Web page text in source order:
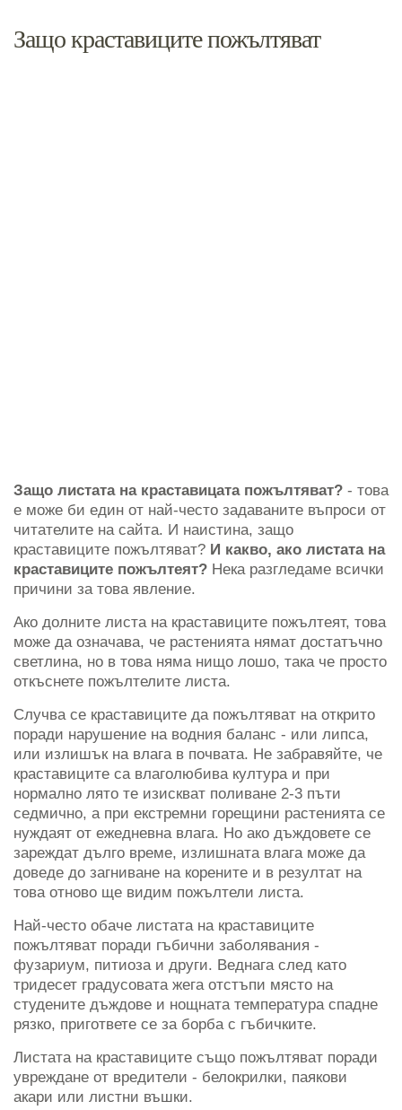
Защо краставиците пожълтяват
Защо листата на краставицата пожълтяват? - това
е може би един от най-често задаваните въпроси от
читателите на сайта. И наистина, защо
краставиците пожълтяват? И какво, ако листата на
краставиците пожълтеят? Нека разгледаме всички
причини за това явление.
Ако долните листа на краставиците пожълтеят, това
може да означава, че растенията нямат достатъчно
светлина, но в това няма нищо лошо, така че просто
откъснете пожълтелите листа.
Случва се краставиците да пожълтяват на открито
поради нарушение на водния баланс - или липса,
или излишък на влага в почвата. Не забравяйте, че
краставиците са влаголюбива култура и при
нормално лято те изискват поливане 2-3 пъти
седмично, а при екстремни горещини растенията се
нуждаят от ежедневна влага. Но ако дъждовете се
зареждат дълго време, излишната влага може да
доведе до загниване на корените и в резултат на
това отново ще видим пожълтели листа.
Най-често обаче листата на краставиците
пожълтяват поради гъбични заболявания -
фузариум, питиоза и други. Веднага след като
тридесет градусовата жега отстъпи място на
студените дъждове и нощната температура спадне
рязко, пригответе се за борба с гъбичките.
Листата на краставиците също пожълтяват поради
увреждане от вредители - белокрилки, паякови
акари или листни въшки.